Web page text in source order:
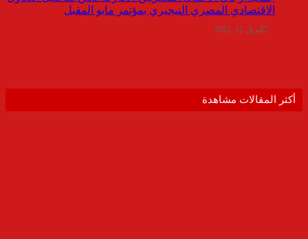
الاقتصادي المصري النيجيري بمؤتمر مايو المقبل
أبريل 12, 2022
أكثر المقالات مشاهدة